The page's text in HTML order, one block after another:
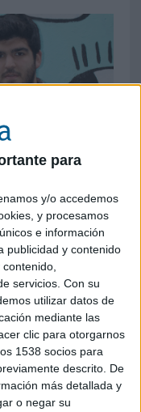
para
y/o accedemos
y procesamos
e información
publicidad y contenido
servicios. Con su
utilizar datos de
mediante las
clic para otorgarnos
1538 socios para
descrito. De
más detallada y
o negar su
Alfredo
departamento
Mullen Lowe
por Havas
Aires. Ya en
y